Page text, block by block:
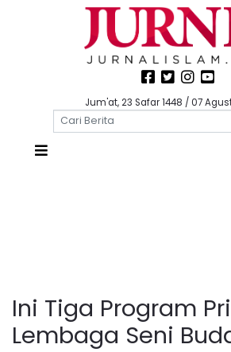
Jum'at, 23 Safar 1448 / 07
Ini Tiga Program
Lembaga Seni